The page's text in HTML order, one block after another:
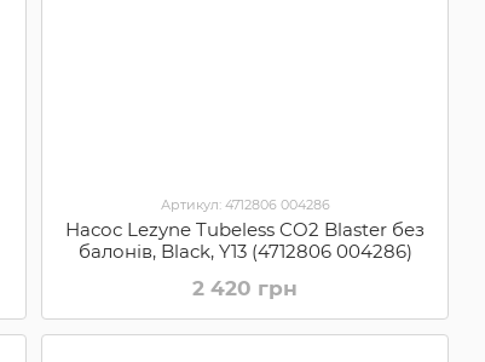
Артикул: 4712806 004286
Насос Lezyne Tubeless CO2 Blaster без
балонів, Black, Y13 (4712806 004286)
2 420 грн